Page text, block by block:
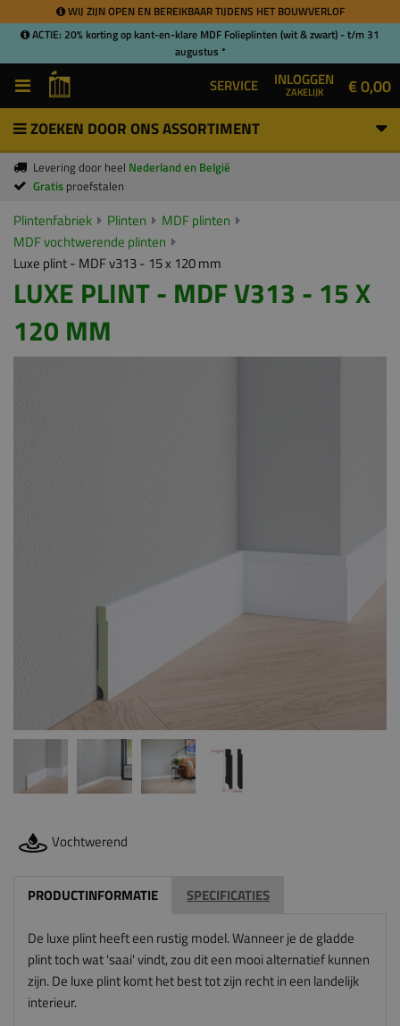
WIJ ZIJN OPEN EN BEREIKBAAR TIJDENS HET BOUWVERLOF
ACTIE: 20% korting op kant-en-klare MDF Folieplinten (wit & zwart) - t/m 31
augustus *
SERVICE INLOGGEN
ZAKELIJK € 0,00
ZOEKEN DOOR ONS ASSORTIMENT
Levering door heel Nederland en België
Gratis proefstalen
Plintenfabriek Plinten
MDF plinten
MDF vochtwerende plinten
Luxe plint - MDF v313 - 15 x 120 mm
LUXE PLINT - MDF V313 - 15 X
120 MM
Vochtwerend
PRODUCTINFORMATIE SPECIFICATIES
De luxe plint heeft een rustig model. Wanneer je de gladde
plint toch wat 'saai' vindt, zou dit een mooi alternatief kunnen
zijn. De luxe plint komt het best tot zijn recht in een landelijk
interieur.